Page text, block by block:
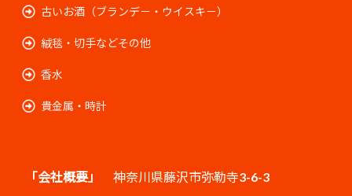
古いお酒（ブランデ－・ウイスキ－）
絨毯・切手などその他
香水
貴金属・時計
「会社概要」 神奈川県藤沢市弥勒寺3-6-3